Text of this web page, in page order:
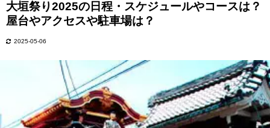
大垣祭り2025の日程・スケジュールやコースは？
屋台やアクセスや駐車場は？
2025-05-06